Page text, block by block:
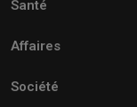
Santé
Affaires
Société